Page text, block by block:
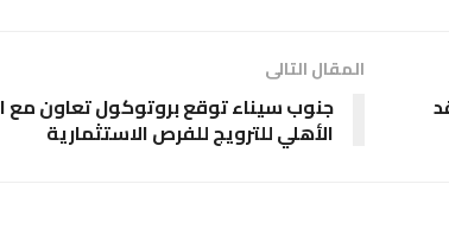
المقال التالى
جنوب سيناء توقع بروتوكول تعاون مع
الأهلي للترويج للفرص الاستثمارية